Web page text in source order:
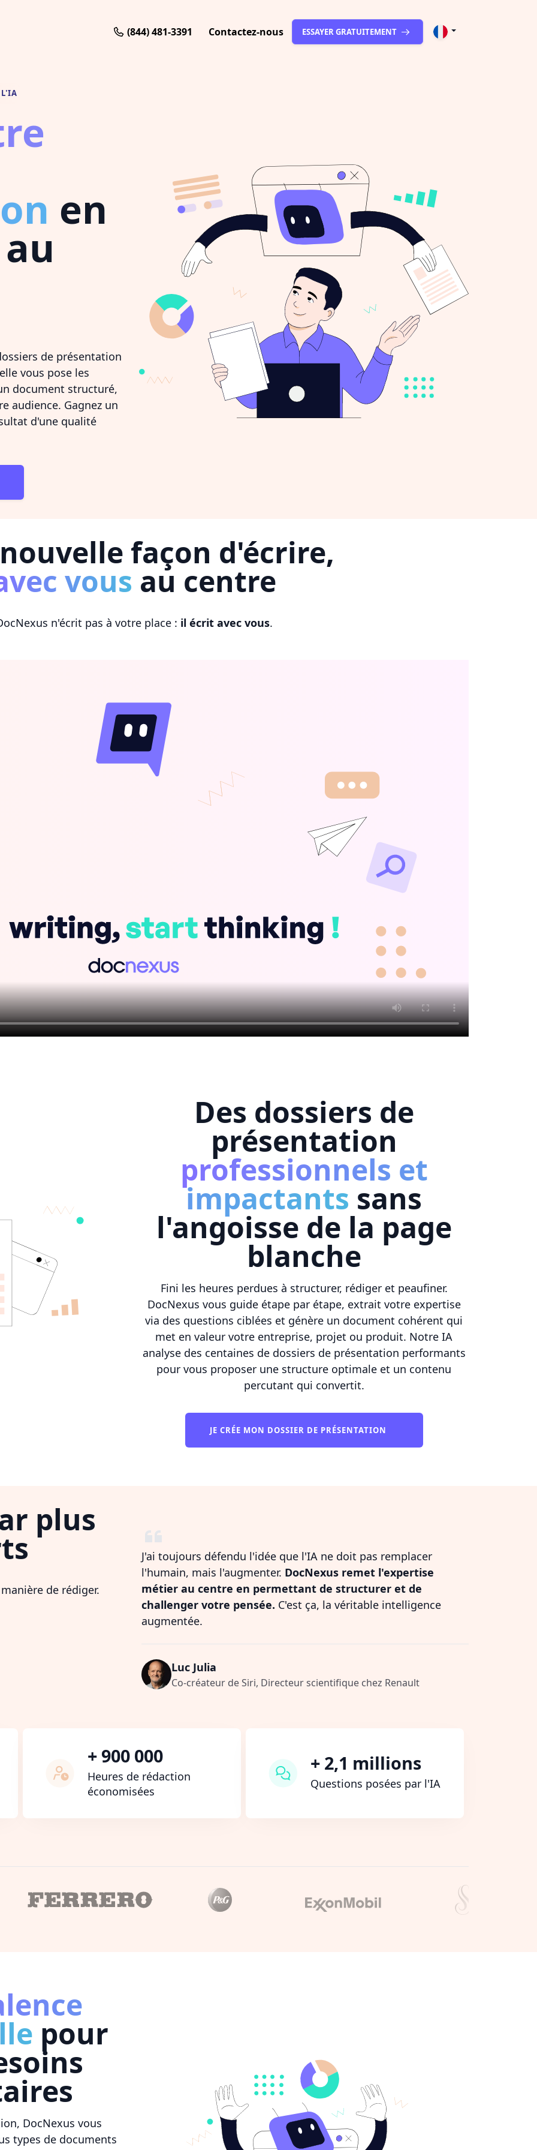
(844) 481-3391 Contactez-nous ESSAYER GRATUITEMENT
L'IA
en
de présentation
vous pose les
document structuré,
audience. Gagnez un
d'une qualité
façon d'écrire,
vous au centre
n'écrit pas à votre place : il écrit avec vous.
Des dossiers de
présentation
professionnels et
impactants sans
l'angoisse de la page
blanche
Fini les heures perdues à structurer, rédiger et peaufiner.
DocNexus vous guide étape par étape, extrait votre expertise
via des questions ciblées et génère un document cohérent qui
met en valeur votre entreprise, projet ou produit. Notre IA
analyse des centaines de dossiers de présentation performants
pour vous proposer une structure optimale et un contenu
percutant qui convertit.
JE CRÉE MON DOSSIER DE PRÉSENTATION
plus
de rédiger.
J'ai toujours défendu l'idée que l'IA ne doit pas remplacer
l'humain, mais l'augmenter. DocNexus remet l'expertise
métier au centre en permettant de structurer et de
challenger votre pensée. C'est ça, la véritable intelligence
augmentée.
Luc Julia
Co-créateur de Siri, Directeur scientifique chez Renault
+ 900 000
Heures de rédaction
économisées
+ 2,1 millions
Questions posées par l'IA
pour
DocNexus vous
types de documents